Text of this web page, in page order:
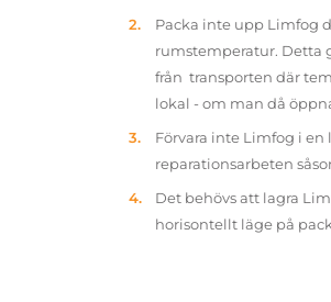
Packa inte upp Limfog
rumstemperatur. Detta
från transporten där
lokal - om man då
Förvara inte Limfog i
reparationsarbeten
Det behövs att lagra
horisontellt läge på